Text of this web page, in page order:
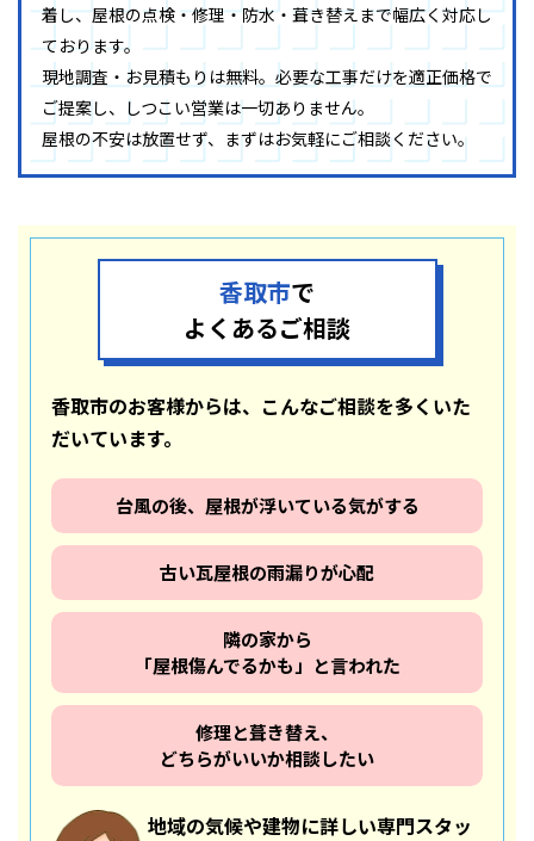
着し、屋根の点検・修理・防水・葺き替えまで幅広く対応し
ております。
現地調査・お見積もりは無料。必要な工事だけを適正価格で
ご提案し、しつこい営業は一切ありません。
屋根の不安は放置せず、まずはお気軽にご相談ください。
香取市で
よくあるご相談
香取市のお客様からは、こんなご相談を多くいた
だいています。
台風の後、屋根が浮いている気がする
古い瓦屋根の雨漏りが心配
隣の家から
「屋根傷んでるかも」と言われた
修理と葺き替え、
どちらがいいか相談したい
地域の気候や建物に詳しい専門スタッ